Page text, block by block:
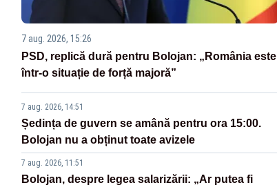
7 aug. 2026, 15:26
PSD, replică dură pentru Bolojan: „România este
într-o situație de forță majoră”
7 aug. 2026, 14:51
Ședința de guvern se amână pentru ora 15:00.
Bolojan nu a obținut toate avizele
7 aug. 2026, 11:51
Bolojan, despre legea salarizării: „Ar putea fi